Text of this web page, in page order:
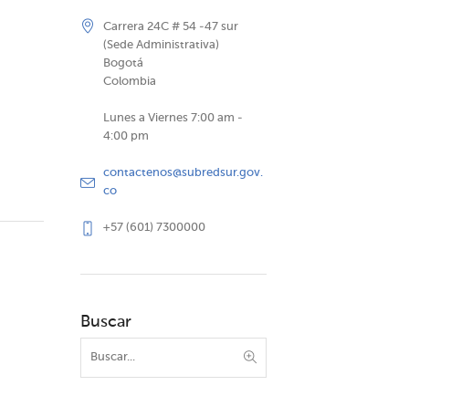
Carrera 24C # 54 -47 sur
(Sede Administrativa)
Bogotá
Colombia
Lunes a Viernes 7:00 am -
4:00 pm
contactenos@subredsur.gov.
co
+57 (601) 7300000
Buscar